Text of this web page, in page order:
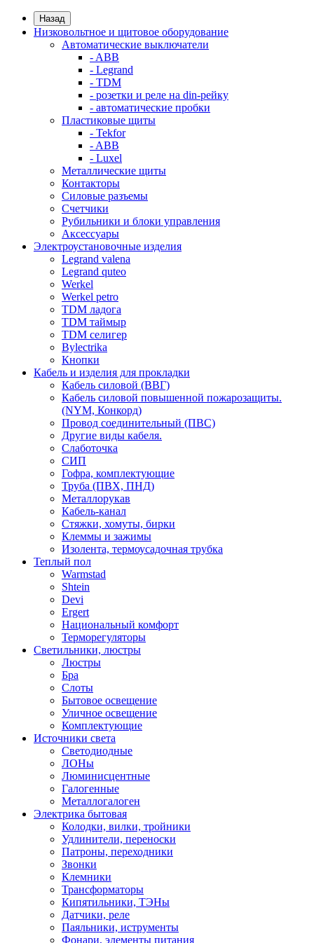
Назад
Низковольтное и щитовое оборудование
Автоматические выключатели
- ABB
- Legrand
- TDM
- розетки и реле на din-рейку
- автоматические пробки
Пластиковые щиты
- Tekfor
- ABB
- Luxel
Металлические щиты
Контакторы
Силовые разъемы
Счетчики
Рубильники и блоки управления
Аксессуары
Электроустановочные изделия
Legrand valena
Legrand quteo
Werkel
Werkel petro
TDM ладога
TDM таймыр
TDM селигер
Bylectrika
Кнопки
Кабель и изделия для прокладки
Кабель силовой (ВВГ)
Кабель силовой повышенной пожарозащиты.
(NYM, Конкорд)
Провод соединительный (ПВС)
Другие виды кабеля.
Слаботочка
СИП
Гофра, комплектующие
Труба (ПВХ, ПНД)
Металлорукав
Кабель-канал
Стяжки, хомуты, бирки
Клеммы и зажимы
Изолента, термоусадочная трубка
Теплый пол
Warmstad
Shtein
Devi
Ergert
Национальный комфорт
Терморегуляторы
Светильники, люстры
Люстры
Бра
Слоты
Бытовое освещение
Уличное освещение
Комплектующие
Источники света
Светодиодные
ЛОНы
Люминисцентные
Галогенные
Металлогалоген
Электрика бытовая
Колодки, вилки, тройники
Удлинители, переноски
Патроны, переходники
Звонки
Клемники
Трансформаторы
Кипятильники, ТЭНы
Датчики, реле
Паяльники, иструменты
Фонари, элементы питания